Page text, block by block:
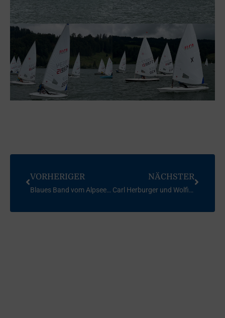
VORHERIGER
Blaues Band vom Alpsee geht an den SCAI
NÄCHSTER
Carl Herburger und Wolfi Seltmann Gedächtnis-Preis 2023